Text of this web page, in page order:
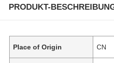
PRODUKT-
Place of Origin CN